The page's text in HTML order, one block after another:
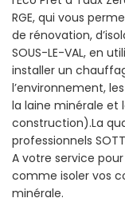
RGE, qui vous
de rénovation,
SOUS-LE-VAL, en
installer un
l’environnement,
la laine minérale et
construction).La
professionnels
A votre service
comme isoler vos
minérale.